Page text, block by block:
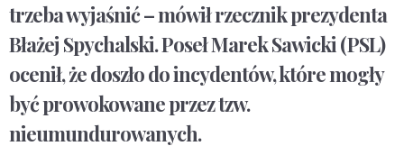
trzeba wyjaśnić – mówił rzecznik prezydenta
Błażej Spychalski. Poseł Marek Sawicki (PSL)
ocenił, że doszło do incydentów, które mogły
być prowokowane przez tzw.
nieumundurowanych.